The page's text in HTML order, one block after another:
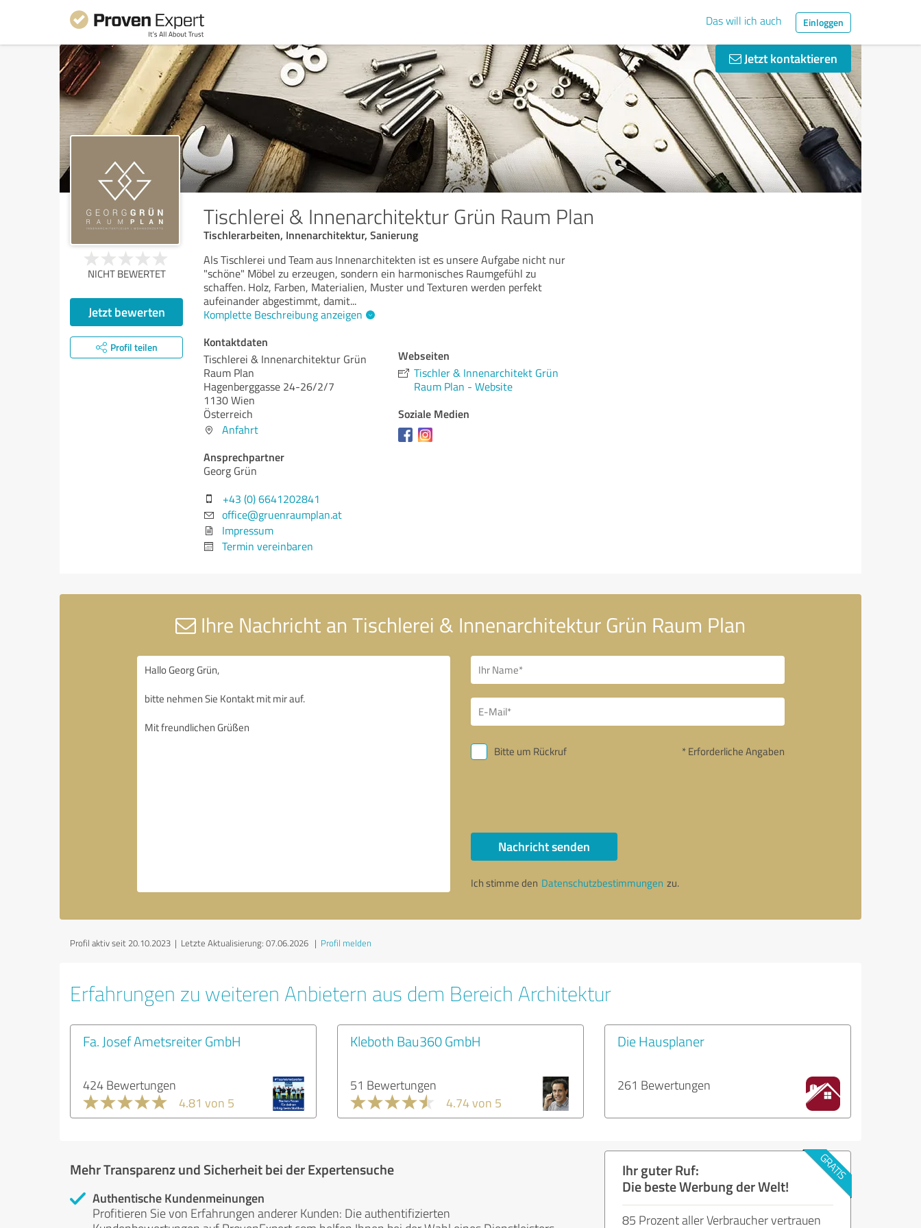
Das will ich auch Einloggen
Jetzt kontaktieren
Tischlerei & Innenarchitektur Grün Raum Plan
Tischlerarbeiten, Innenarchitektur, Sanierung
NICHT BEWERTET
Jetzt bewerten
Profil teilen
Als Tischlerei und Team aus Innenarchitekten ist es unsere Aufgabe nicht nur
"schöne" Möbel zu erzeugen, sondern ein harmonisches Raumgefühl zu
schaffen. Holz, Farben, Materialien, Muster und Texturen werden perfekt
aufeinander abgestimmt, damit...
Komplette Beschreibung anzeigen
Kontaktdaten
Tischlerei & Innenarchitektur Grün
Raum Plan
Hagenberggasse 24-26/2/7
1130 Wien
Österreich
Anfahrt
Ansprechpartner
Georg Grün
+43 (0) 6641202841
office@gruenraumplan.at
Impressum
Termin vereinbaren
Webseiten
Tischler & Innenarchitekt Grün
Raum Plan - Website
Soziale Medien
Ihre Nachricht an Tischlerei & Innenarchitektur Grün Raum Plan
Bitte um Rückruf * Erforderliche Angaben
Nachricht senden
Ich stimme den Datenschutzbestimmungen zu.
Profil aktiv seit 20.10.2023 | Letzte Aktualisierung: 07.06.2026 | Profil melden
Erfahrungen zu weiteren Anbietern aus dem Bereich Architektur
Fa. Josef Ametsreiter GmbH
424 Bewertungen
4.81 von 5
Kleboth Bau360 GmbH
51 Bewertungen
4.74 von 5
Die Hausplaner
261 Bewertungen
Mehr Transparenz und Sicherheit bei der Expertensuche
Authentische Kundenmeinungen
Profitieren Sie von Erfahrungen anderer Kunden: Die authentifizierten
Ihr guter Ruf:
Die beste Werbung der Welt!
85 Prozent aller Verbraucher vertrauen